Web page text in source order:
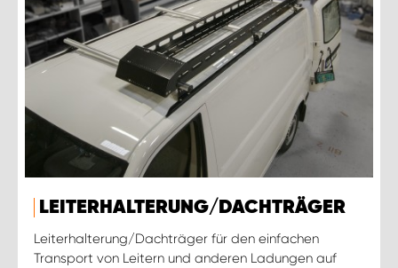
LEITERHALTERUNG/DACHTRÄGER
Leiterhalterung/Dachträger für den einfachen
Transport von Leitern und anderen Ladungen auf